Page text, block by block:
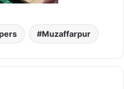
Muzaffarpur